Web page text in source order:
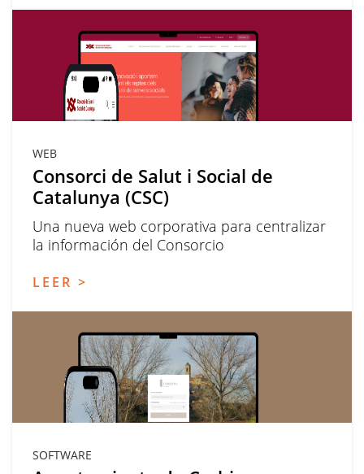
WEB
Consorci de Salut i Social de
Catalunya (CSC)
Una nueva web corporativa para centralizar
la información del Consorcio
LEER >
SOFTWARE